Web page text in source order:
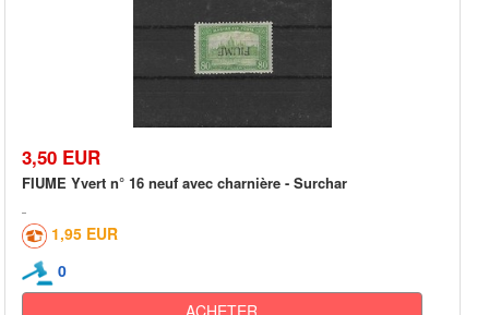
3,50 EUR
FIUME Yvert n° 16 neuf avec charnière - Surchar
1,95 EUR
0
ACHETER